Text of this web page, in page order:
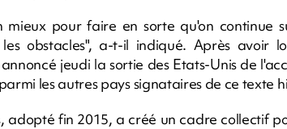
mieux pour faire en sorte qu'on continue
obstacles", a-t-il indiqué. Après avoir
jeudi la sortie des Etats-Unis de
les autres pays signataires de ce texte
adopté fin 2015, a créé un cadre collectif